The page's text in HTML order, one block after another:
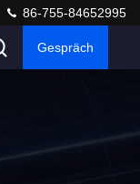
86-755-84652995
Gespräch